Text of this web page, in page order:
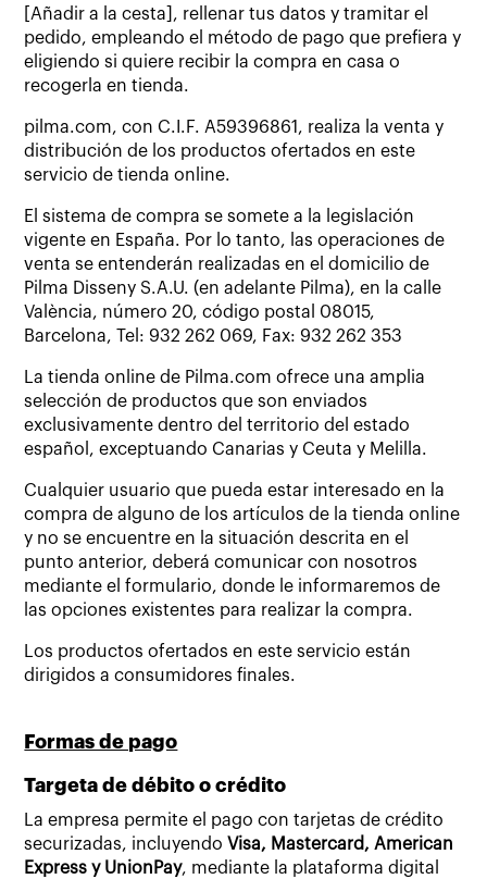
[Añadir a la cesta], rellenar tus datos y tramitar el
pedido, empleando el método de pago que prefiera y
eligiendo si quiere recibir la compra en casa o
recogerla en tienda.
pilma.com, con C.I.F. A59396861, realiza la venta y
distribución de los productos ofertados en este
servicio de tienda online.
El sistema de compra se somete a la legislación
vigente en España. Por lo tanto, las operaciones de
venta se entenderán realizadas en el domicilio de
Pilma Disseny S.A.U. (en adelante Pilma), en la calle
València, número 20, código postal 08015,
Barcelona, Tel: 932 262 069, Fax: 932 262 353
La tienda online de Pilma.com ofrece una amplia
selección de productos que son enviados
exclusivamente dentro del territorio del estado
español, exceptuando Canarias y Ceuta y Melilla.
Cualquier usuario que pueda estar interesado en la
compra de alguno de los artículos de la tienda online
y no se encuentre en la situación descrita en el
punto anterior, deberá comunicar con nosotros
mediante el formulario, donde le informaremos de
las opciones existentes para realizar la compra.
Los productos ofertados en este servicio están
dirigidos a consumidores finales.
Formas de pago
Targeta de débito o crédito
La empresa permite el pago con tarjetas de crédito
securizadas, incluyendo Visa, Mastercard, American
Express y UnionPay, mediante la plataforma digital